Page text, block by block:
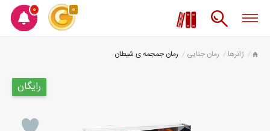
0 0
ژانرها رمان جنایی رمان جمجمه ی شیطان
رایگان